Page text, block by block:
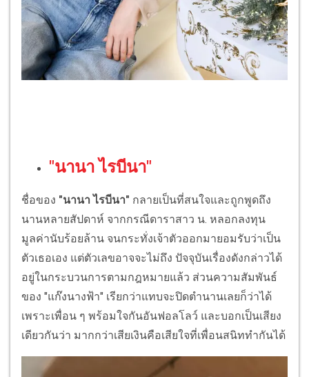
"นานา ไรบีนา"
ชื่อของ "นานา ไรบีนา" กลายเป็นที่สนใจและถูกพูดถึง
นานหลายสัปดาห์ จากกรณีดาราสาว น. หลอกลงทุน
มูลค่านับร้อยล้าน จนกระทั่งเจ้าตัวออกมายอมรับว่าเป็น
ตัวเธอเอง แต่ตัวเลขอาจจะไม่ถึง ปัจจุบันเรื่องดังกล่าวได้
อยู่ในกระบวนการตามกฎหมายแล้ว ส่วนความสัมพันธ์
ของ "แก๊งนางฟ้า" เรียกว่าแทบจะปิดตำนานเลยก็ว่าได้
เพราะเพื่อน ๆ พร้อมใจกันอันฟอลโลว์ และบอกเป็นเสียง
เดียวกันว่า มากกว่าเสียเงินคือเสียใจที่เพื่อนสนิททำกันได้